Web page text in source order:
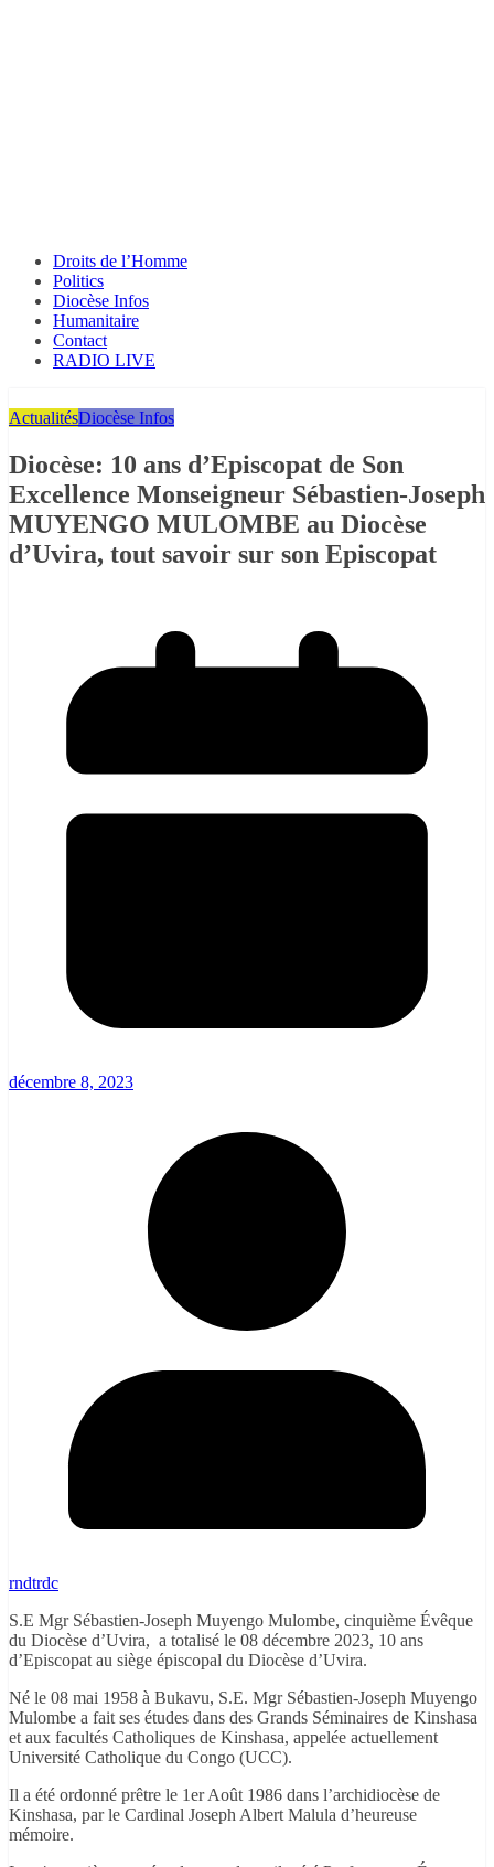
Droits de l’Homme
Politics
Diocèse Infos
Humanitaire
Contact
RADIO LIVE
ActualitésDiocèse Infos
Diocèse: 10 ans d’Episcopat de Son
Excellence Monseigneur Sébastien-Joseph
MUYENGO MULOMBE au Diocèse
d’Uvira, tout savoir sur son Episcopat
décembre 8, 2023
rndtrdc
S.E Mgr Sébastien-Joseph Muyengo Mulombe, cinquième Évêque
du Diocèse d’Uvira, a totalisé le 08 décembre 2023, 10 ans
d’Episcopat au siège épiscopal du Diocèse d’Uvira.
Né le 08 mai 1958 à Bukavu, S.E. Mgr Sébastien-Joseph Muyengo
Mulombe a fait ses études dans des Grands Séminaires de Kinshasa
et aux facultés Catholiques de Kinshasa, appelée actuellement
Université Catholique du Congo (UCC).
Il a été ordonné prêtre le 1er Août 1986 dans l’archidiocèse de
Kinshasa, par le Cardinal Joseph Albert Malula d’heureuse
mémoire.